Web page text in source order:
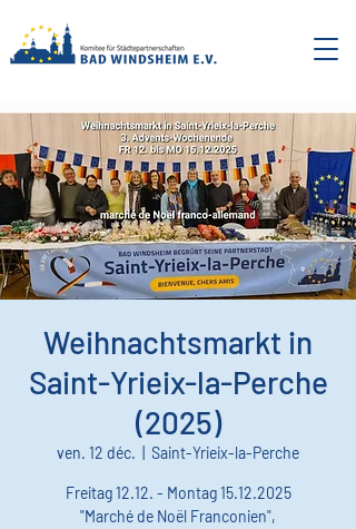
Weihnachtsmarkt in
Saint-Yrieix-la-Perche
(2025)
ven. 12 déc. Saint-Yrieix-la-Perche
Freitag 12.12. - Montag 15.12.2025
"Marché de Noël Franconien",